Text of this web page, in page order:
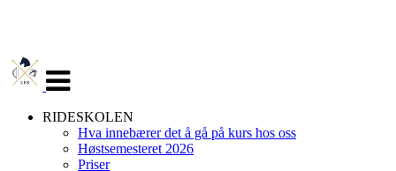
navigasjon
RIDESKOLEN
Hva innebærer det å gå på kurs hos oss
Høstsemesteret 2026
Priser